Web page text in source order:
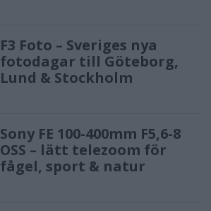
F3 Foto – Sveriges nya
fotodagar till Göteborg,
Lund & Stockholm
Sony FE 100-400mm F5,6-8
OSS – lätt telezoom för
fågel, sport & natur